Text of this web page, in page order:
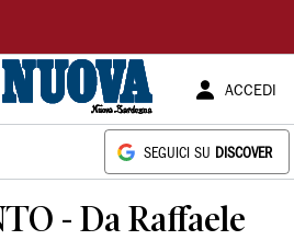
ACCEDI
SEGUICI SU DISCOVER
- Da Raffaele